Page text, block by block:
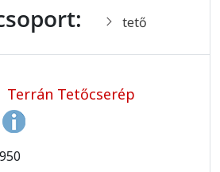
tető
Terrán Tetőcserép